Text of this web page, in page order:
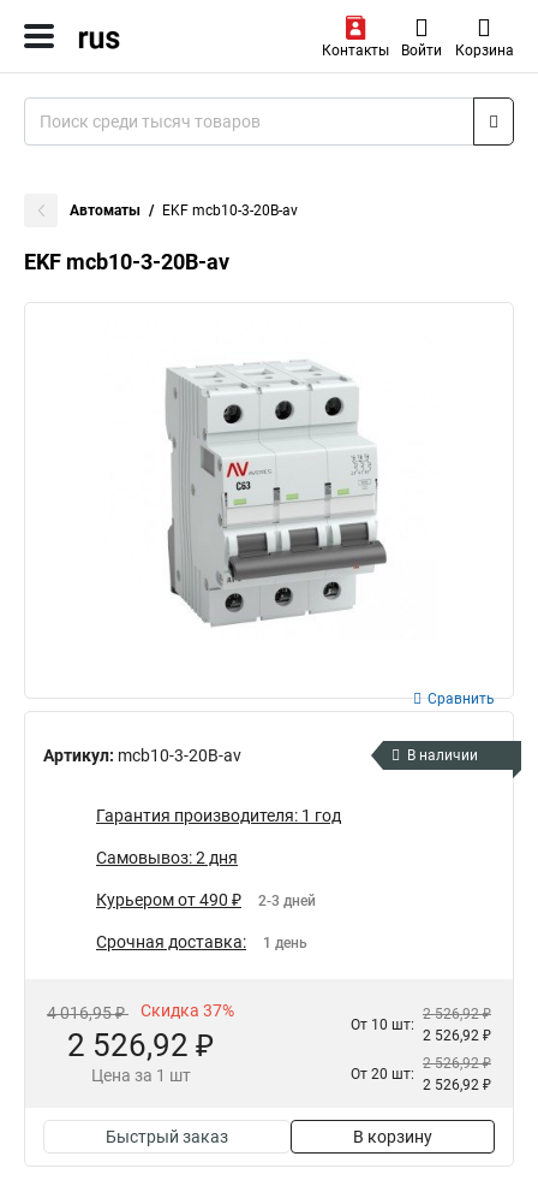
Контакты Войти Корзина
Автоматы EKF mcb10-3-20B-av
EKF mcb10-3-20B-av
Артикул: mcb10-3-20B-av
Сравнить
В наличии
Гарантия производителя: 1 год
Самовывоз: 2 дня
Курьером от 490 ₽ 2-3 дней
Срочная доставка: 1 день
4 016,95 ₽ Скидка 37%
2 526,92 ₽
Цена за 1 шт
От 10 шт:
2 526,92 ₽
2 526,92 ₽
От 20 шт:
2 526,92 ₽
2 526,92 ₽
Быстрый заказ В корзину